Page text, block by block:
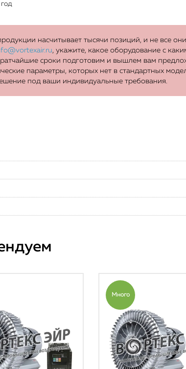
год
насчитывает тысячи позиций, и не все они
, укажите, какое оборудование с
сроки подготовим и вышлем вам
параметры, которых нет в стандартных
под ваши индивидуальные требования.
Много